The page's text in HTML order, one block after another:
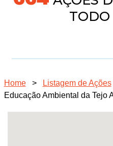
TODO
Home > Listagem de Ações
Educação Ambiental da Tejo